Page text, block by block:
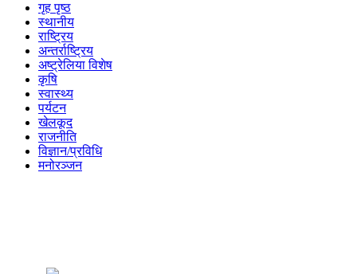
गृह पृष्ठ
स्थानीय
राष्ट्रिय
अन्तर्राष्ट्रिय
अष्ट्रेलिया विशेष
कृषि
स्वास्थ्य
पर्यटन
खेलकूद
राजनीति
विज्ञान/प्रविधि
मनोरञ्जन